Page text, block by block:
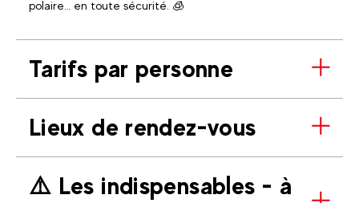
polaire… en toute sécurité. 🧊
Tarifs par personne
Lieux de rendez-vous
⚠️ Les indispensables - à